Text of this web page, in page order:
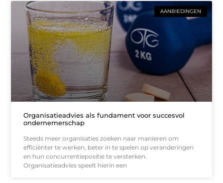
AANBIEDINGEN
Organisatieadvies als fundament voor succesvol
ondernemerschap
Steeds meer organisaties zoeken naar manieren om
efficiënter te werken, beter in te spelen op veranderingen
en hun concurrentiepositie te versterken.
Organisatieadvies speelt hierin een